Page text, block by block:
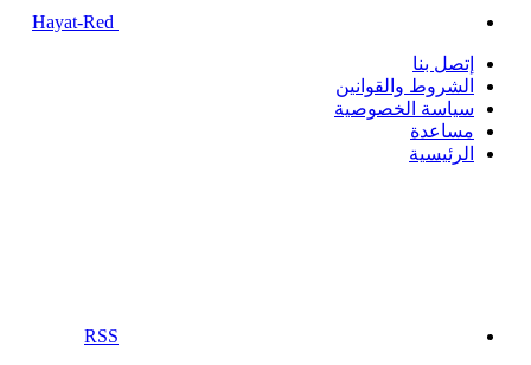
إتصل بنا
الشروط والقوانين
سياسة الخصوصية
مساعدة
الرئيسية
RSS